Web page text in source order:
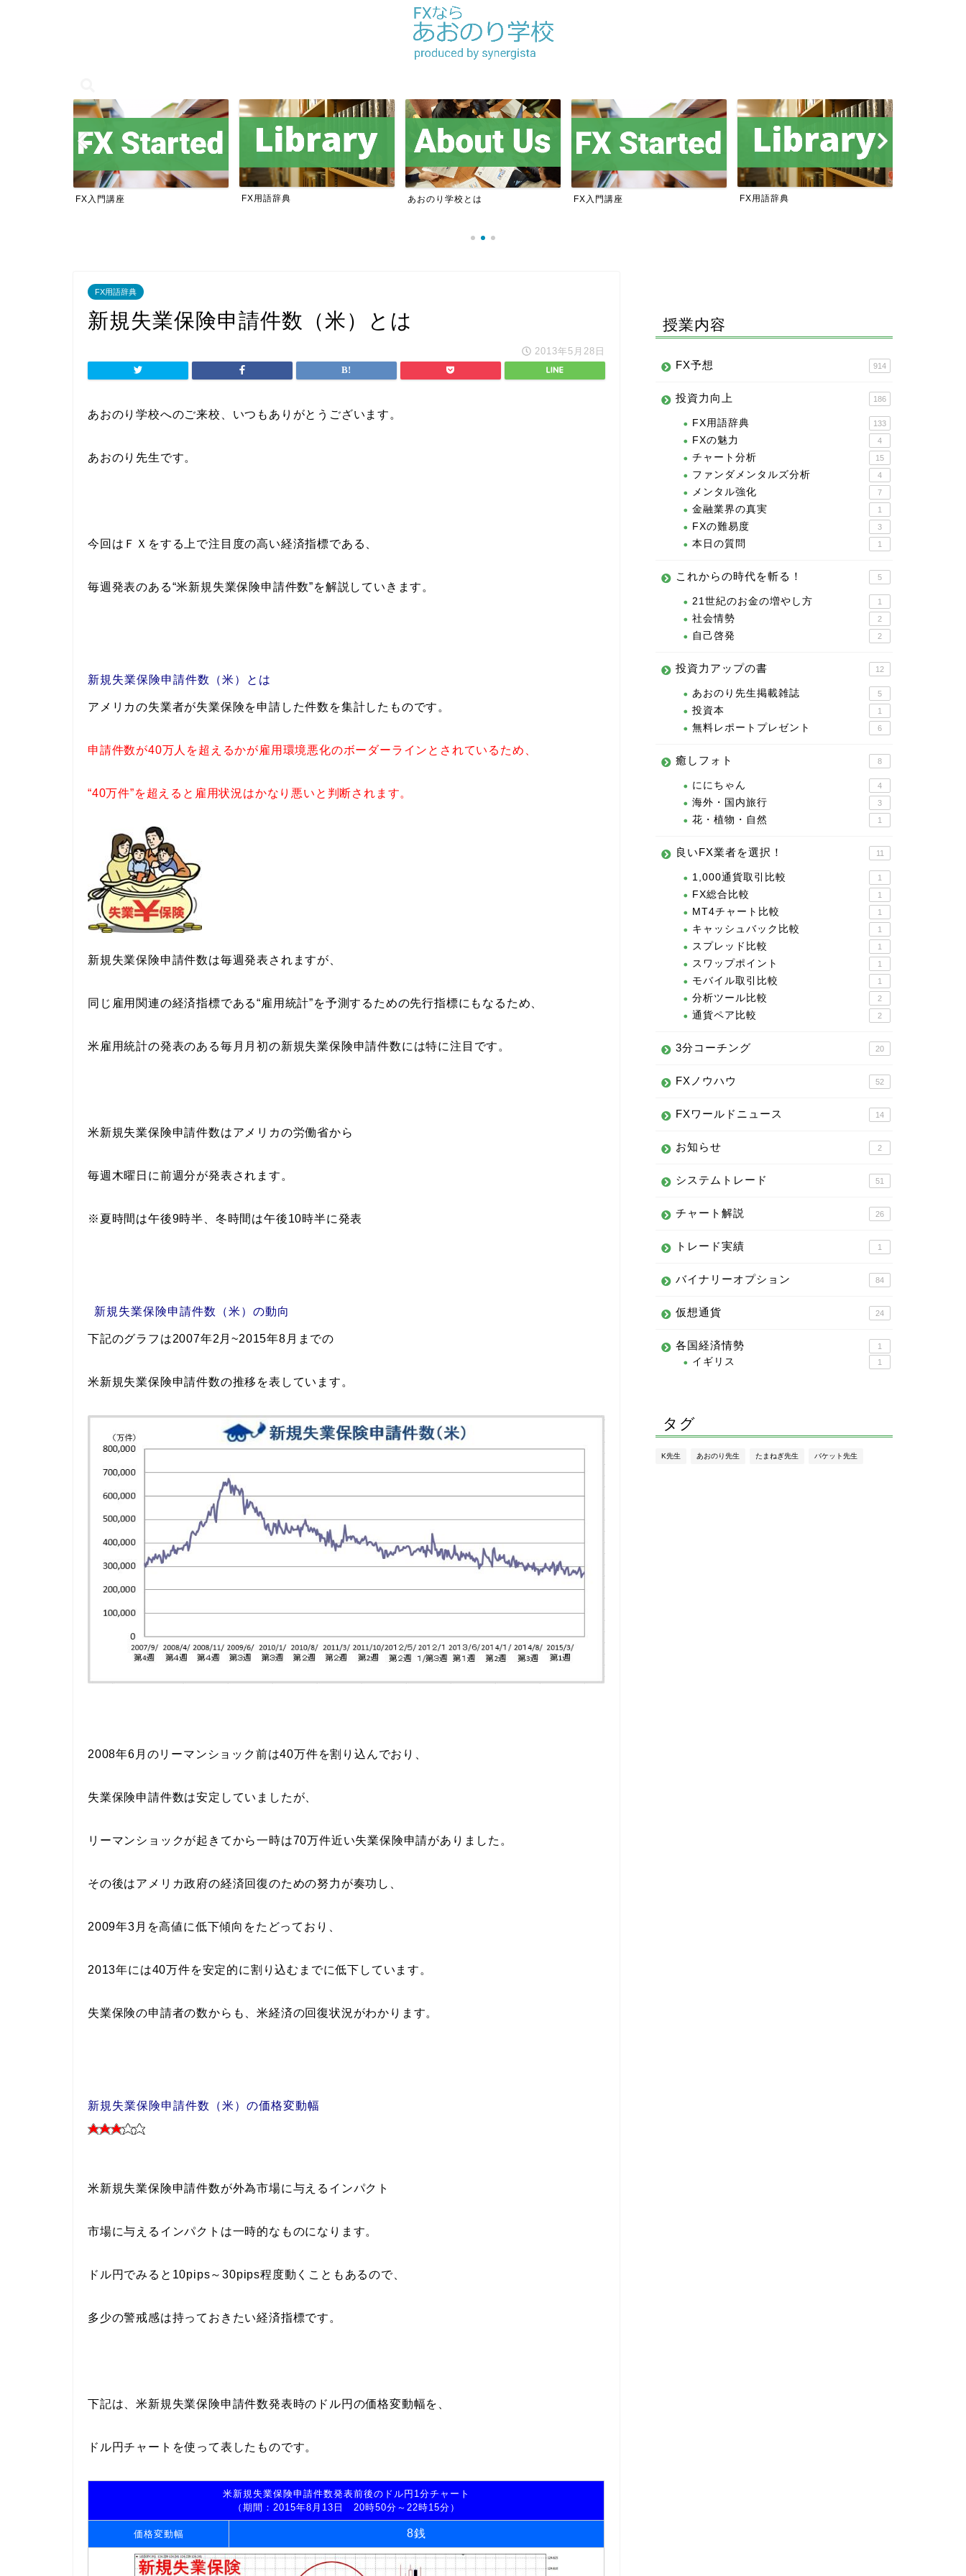
FX入門講座 FX用語辞典 あおのり学校とは FX入門講座 FX用語辞典
FX用語辞典
新規失業保険申請件数（米）とは
2013年5月28日
あおのり学校へのご来校、いつもありがとうございます。
あおのり先生です。
今回はＦＸをする上で注目度の高い経済指標である、
毎週発表のある“米新規失業保険申請件数”を解説していきます。
新規失業保険申請件数（米）とは
アメリカの失業者が失業保険を申請した件数を集計したものです。
申請件数が40万人を超えるかが雇用環境悪化のボーダーラインとされているため、
“40万件”を超えると雇用状況はかなり悪いと判断されます。
新規失業保険申請件数は毎週発表されますが、
同じ雇用関連の経済指標である“雇用統計”を予測するための先行指標にもなるため、
米雇用統計の発表のある毎月月初の新規失業保険申請件数には特に注目です。
米新規失業保険申請件数はアメリカの労働省から
毎週木曜日に前週分が発表されます。
※夏時間は午後9時半、冬時間は午後10時半に発表
新規失業保険申請件数（米）の動向
下記のグラフは2007年2月~2015年8月までの
米新規失業保険申請件数の推移を表しています。
2008年6月のリーマンショック前は40万件を割り込んでおり、
失業保険申請件数は安定していましたが、
リーマンショックが起きてから一時は70万件近い失業保険申請がありました。
その後はアメリカ政府の経済回復のための努力が奏功し、
2009年3月を高値に低下傾向をたどっており、
2013年には40万件を安定的に割り込むまでに低下しています。
失業保険の申請者の数からも、米経済の回復状況がわかります。
新規失業保険申請件数（米）の価格変動幅
米新規失業保険申請件数が外為市場に与えるインパクト
市場に与えるインパクトは一時的なものになります。
ドル円でみると10pips～30pips程度動くこともあるので、
多少の警戒感は持っておきたい経済指標です。
下記は、米新規失業保険申請件数発表時のドル円の価格変動幅を、
ドル円チャートを使って表したものです。
米新規失業保険申請件数発表前後のドル円1分チャート
（期間：2015年8月13日 20時50分～22時15分）
価格変動幅 8銭
授業内容
FX予想 914
投資力向上 186
FX用語辞典 133
FXの魅力 4
チャート分析 15
ファンダメンタルズ分析 4
メンタル強化 7
金融業界の真実 1
FXの難易度 3
本日の質問 1
これからの時代を斬る！ 5
21世紀のお金の増やし方 1
社会情勢 2
自己啓発 2
投資力アップの書 12
あおのり先生掲載雑誌 5
投資本 1
無料レポートプレゼント 6
癒しフォト 8
ににちゃん 4
海外・国内旅行 3
花・植物・自然 1
良いFX業者を選択！ 11
1,000通貨取引比較 1
FX総合比較 1
MT4チャート比較 1
キャッシュバック比較 1
スプレッド比較 1
スワップポイント 1
モバイル取引比較 1
分析ツール比較 2
通貨ペア比較 2
3分コーチング 20
FXノウハウ 52
FXワールドニュース 14
お知らせ 2
システムトレード 51
チャート解説 26
トレード実績 1
バイナリーオプション 84
仮想通貨 24
各国経済情勢 1
イギリス 1
タグ
K先生 あおのり先生 たまねぎ先生 バケット先生